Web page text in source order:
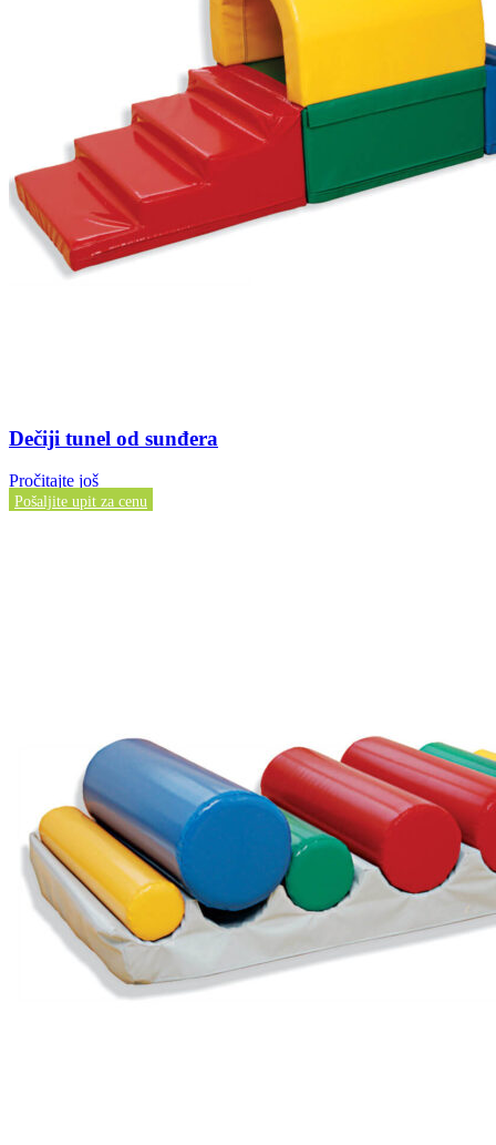
Dečiji tunel od sunđera
Pročitajte još
Pošaljite upit za cenu